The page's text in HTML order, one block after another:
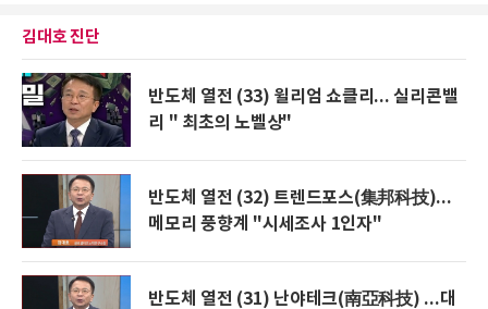
김대호 진단
반도체 열전 (33) 윌리엄 쇼클리... 실리콘밸
리 " 최초의 노벨상"
반도체 열전 (32) 트렌드포스(集邦科技)...
메모리 풍향계 "시세조사 1인자"
반도체 열전 (31) 난야테크(南亞科技) ...대